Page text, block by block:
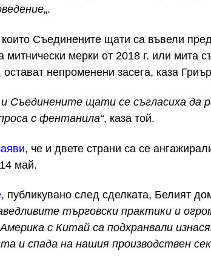
„.
Съединените щати са въвели
митнически мерки от 2018 г. или мита
непроменени засега, каза
Съединените щати се съгласиха да
с фентанила“, каза той.
, че и двете страни са се
май.
, публикувано след сделката, Белият
търговски практики и
с Китай са подхранвали
и спада на нашия производствен